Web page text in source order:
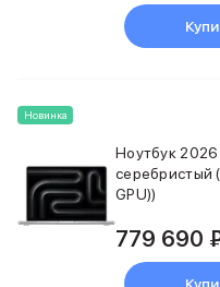
Apple
Anker
Техника для дома
Баннер ПВЗ
Пылесосы
Популярные
Новинка
Ноутбук 2026
серебристый
GPU))
779 690